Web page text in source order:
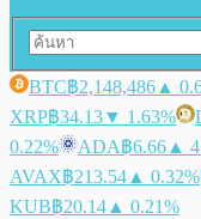
BTC฿2,148,486 ▲
XRP฿34.13▼ 1.63%
0.22%
ADA฿6.66 ▲
AVAX฿213.54 ▲ 0.32%
KUB฿20.14 ▲ 0.21%